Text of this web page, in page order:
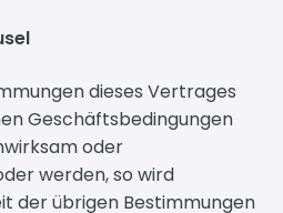
dieses Vertrages
Geschäftsbedingungen
oder
werden, so wird
der übrigen Bestimmungen